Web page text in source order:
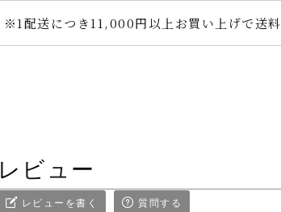
※1配送につき11,000円以上お買い上げで送
レビュー
レビューを書く 質問する